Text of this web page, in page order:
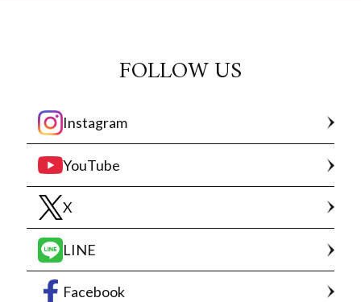
FOLLOW US
Instagram
YouTube
X
LINE
Facebook